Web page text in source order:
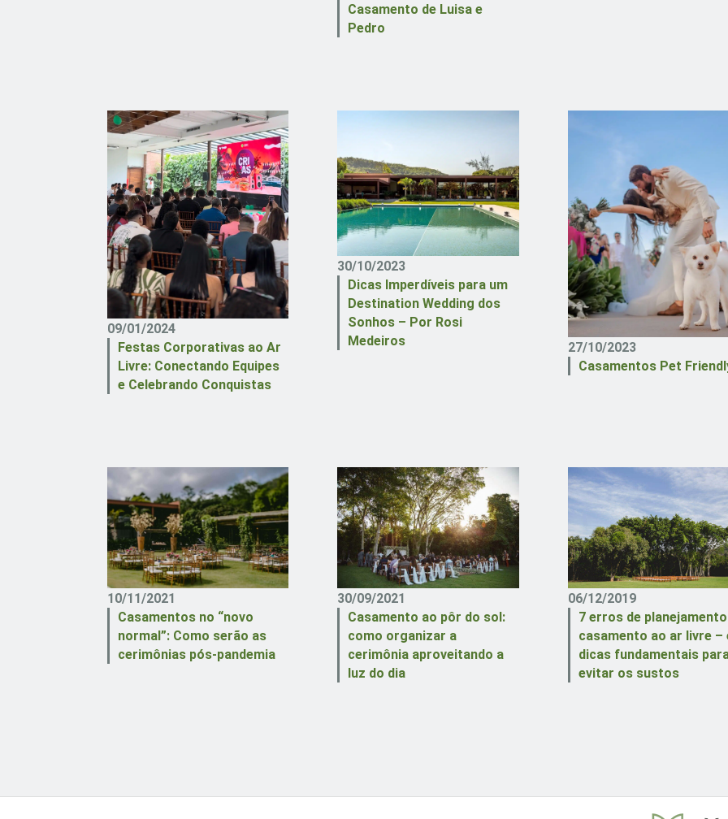
Casamento de Luisa e
Pedro
09/01/2024
Festas Corporativas ao Ar
Livre: Conectando Equipes
e Celebrando Conquistas
30/10/2023
Dicas Imperdíveis para um
Destination Wedding dos
Sonhos – Por Rosi
Medeiros
27/10/2023
Casamentos Pet
10/11/2021
Casamentos no “novo
normal”: Como serão as
cerimônias pós-pandemia
30/09/2021
Casamento ao pôr do sol:
como organizar a
cerimônia aproveitando a
luz do dia
06/12/2019
7 erros de
casamento ao ar livre –
dicas fundamentais
evitar os sustos